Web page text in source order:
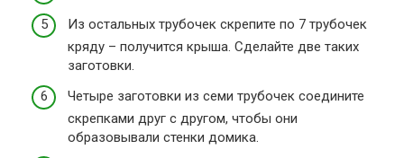
Из остальных трубочек скрепите по 7 трубочек
кряду – получится крыша. Сделайте две таких
заготовки.
Четыре заготовки из семи трубочек соедините
скрепками друг с другом, чтобы они
образовывали стенки домика.